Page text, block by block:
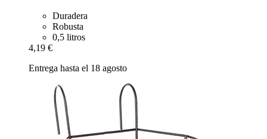
Duradera
Robusta
0,5 litros
4,19 €
Entrega hasta el 18 agosto